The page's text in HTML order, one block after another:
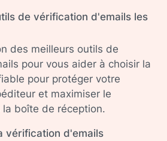
de vérification d'emails les
des meilleurs outils de
pour vous aider à choisir la
pour protéger votre
et maximiser le
boîte de réception.
vérification d'emails